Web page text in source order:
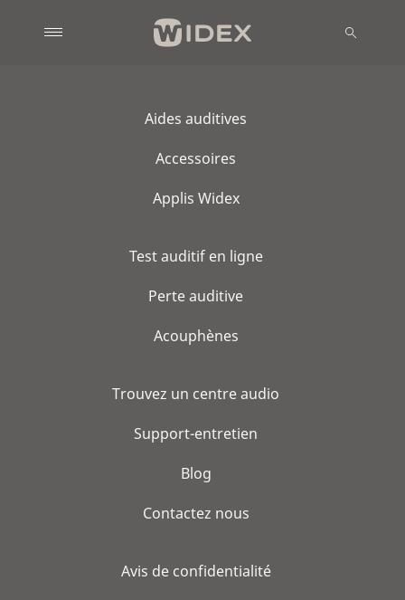
Aides auditives
Accessoires
Applis Widex
Test auditif en ligne
Perte auditive
Acouphènes
Trouvez un centre audio
Support-entretien
Blog
Contactez nous
Avis de confidentialité